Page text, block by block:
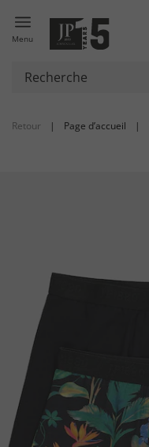
Menu
Retour | Page d’accueil |